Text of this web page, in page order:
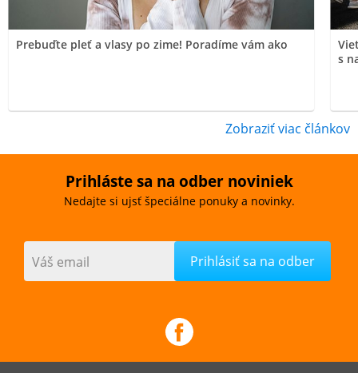
Prebuďte pleť a vlasy po zime! Poradíme vám ako
s
Zobraziť viac článkov
Prihláste sa na odber noviniek
Nedajte si ujsť špeciálne ponuky a novinky.
Váš email